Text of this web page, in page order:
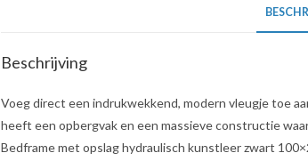
Beschrijving
Voeg direct een indrukwekkend, modern vleugje toe
heeft een opbergvak en een massieve constructie
Bedframe met opslag hydraulisch kunstleer zwart